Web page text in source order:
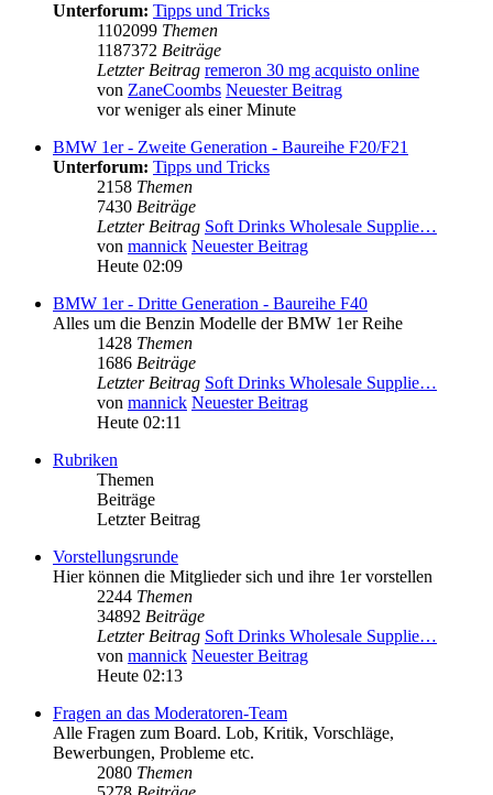
Unterforum: Tipps und Tricks
1102099 Themen
1187372 Beiträge
Letzter Beitrag remeron 30 mg acquisto online
von ZaneCoombs Neuester Beitrag
vor weniger als einer Minute
BMW 1er - Zweite Generation - Baureihe F20/F21
Unterforum: Tipps und Tricks
2158 Themen
7430 Beiträge
Letzter Beitrag Soft Drinks Wholesale Supplie…
von mannick Neuester Beitrag
Heute 02:09
BMW 1er - Dritte Generation - Baureihe F40
Alles um die Benzin Modelle der BMW 1er Reihe
1428 Themen
1686 Beiträge
Letzter Beitrag Soft Drinks Wholesale Supplie…
von mannick Neuester Beitrag
Heute 02:11
Rubriken
Themen
Beiträge
Letzter Beitrag
Vorstellungsrunde
Hier können die Mitglieder sich und ihre 1er vorstellen
2244 Themen
34892 Beiträge
Letzter Beitrag Soft Drinks Wholesale Supplie…
von mannick Neuester Beitrag
Heute 02:13
Fragen an das Moderatoren-Team
Alle Fragen zum Board. Lob, Kritik, Vorschläge,
Bewerbungen, Probleme etc.
2080 Themen